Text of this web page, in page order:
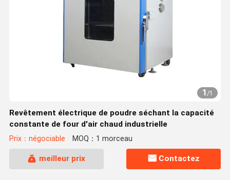
1/1
Revêtement électrique de poudre séchant la capacité
constante de four d'air chaud industrielle
Prix：négociable MOQ：1 morceau
meilleur prix Contactez